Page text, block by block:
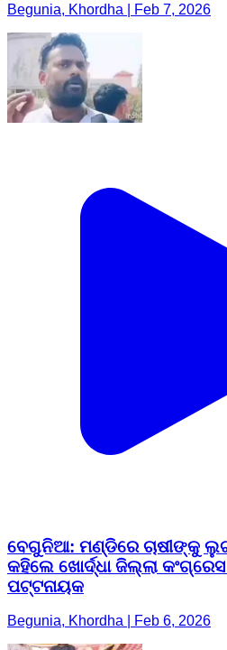
Begunia, Khordha | Feb 7, 2026
ବେଗୁନିଆ: ମଣ୍ଡିରେ ଚାଷୀଙ୍କୁ
କହିଲେ ଖୋର୍ଦ୍ଧା ଜିଲ୍ଲା କଂଗ୍ରେସ
ପଟ୍ଟନାୟକ
Begunia, Khordha | Feb 6, 2026